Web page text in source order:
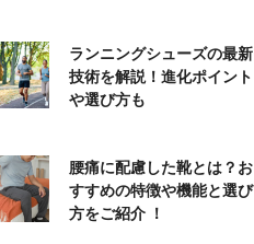
ランニングシューズの最新
技術を解説！進化ポイント
や選び方も
腰痛に配慮した靴とは？お
すすめの特徴や機能と選び
方をご紹介 ！